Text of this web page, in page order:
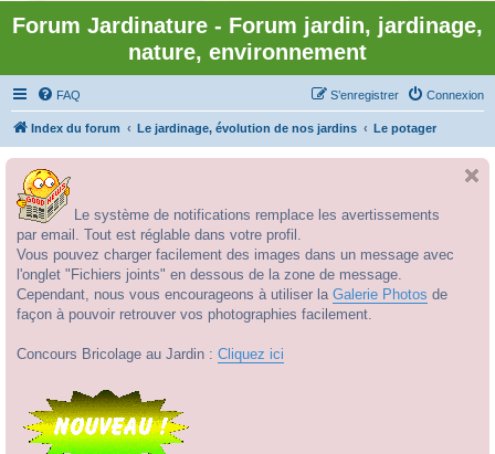
Forum Jardinature - Forum jardin, jardinage,
nature, environnement
FAQ Connexion
S’enregistrer
Index du forum Le jardinage, évolution de nos jardins Le potager
Le système de notifications remplace les avertissements
par email. Tout est réglable dans votre profil.
Vous pouvez charger facilement des images dans un message avec
l'onglet "Fichiers joints" en dessous de la zone de message.
Cependant, nous vous encourageons à utiliser la Galerie Photos de
façon à pouvoir retrouver vos photographies facilement.
Concours Bricolage au Jardin : Cliquez ici